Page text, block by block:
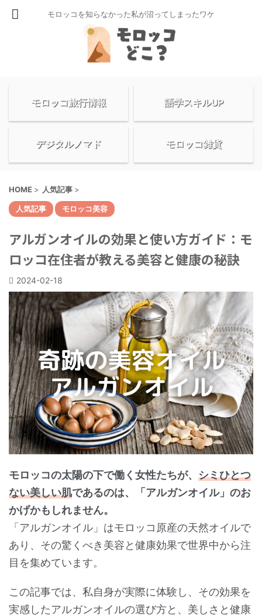
モロッコを知らなかった私が沼ってしまったワケ
モロッコ旅行情報 語学スキルUP
デジタルノマド モロッコ雑貨
HOME > 人気記事 >
人気記事 モロッコ美容
アルガンオイルの効果と使い方ガイド：モ
ロッコ在住者が教える美容と健康の秘訣
2024-02-18
モロッコの太陽の下で働く女性たちが、 シミひとつ
ない美しい肌であるのは、「アルガンオイル」のお
かげかもしれません。
「アルガンオイル」はモロッコ原産の天然オイルで
あり、その驚くべき美容と健康効果で世界中から注
目を集めています。
この記事では、私自身が実際に体験し、その効果を
実感したアルガンオイルの選び方と、美しさと健康